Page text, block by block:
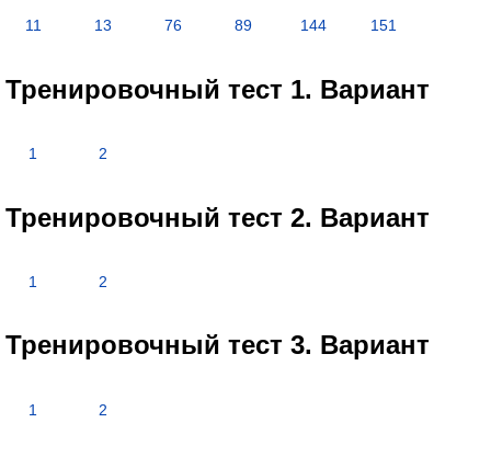
11 13 76 89 144 151
Тренировочный тест 1. Вариант
1 2
Тренировочный тест 2. Вариант
1 2
Тренировочный тест 3. Вариант
1 2